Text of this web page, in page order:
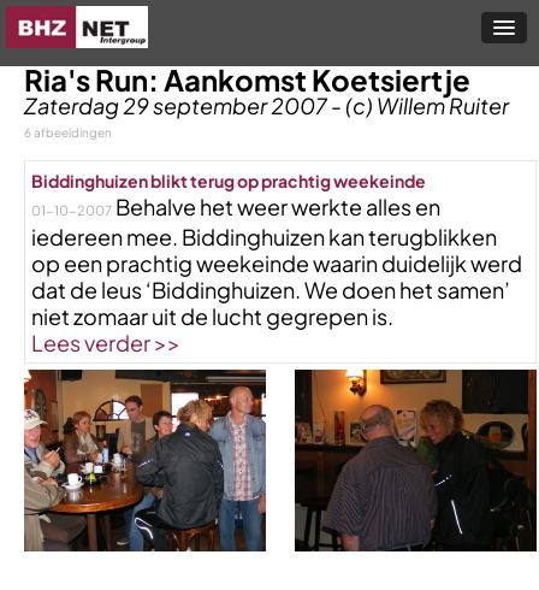
Ria's Run: Aankomst Koetsiertje
Zaterdag 29 september 2007 - (c) Willem Ruiter
6 afbeeldingen
Biddinghuizen blikt terug op prachtig weekeinde
01-10-2007 Behalve het weer werkte alles en
iedereen mee. Biddinghuizen kan terugblikken
op een prachtig weekeinde waarin duidelijk werd
dat de leus ‘Biddinghuizen. We doen het samen’
niet zomaar uit de lucht gegrepen is.
Lees verder >>